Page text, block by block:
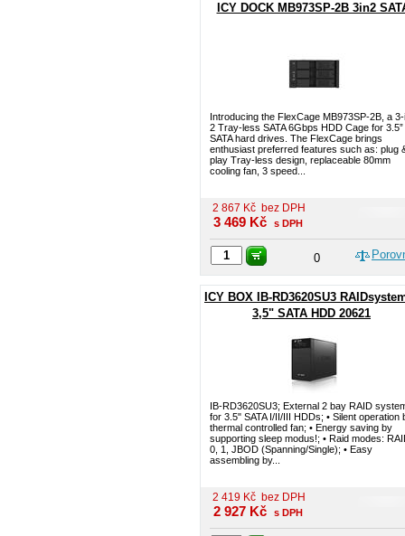
ICY DOCK MB973SP-2B 3in2
Introducing the FlexCage MB973SP-2B, a
2 Tray-less SATA 6Gbps HDD Cage for 3.5”
SATA hard drives. The FlexCage brings
enthusiast preferred features such as: plug
play Tray-less design, replaceable 80mm
cooling fan, 3 speed...
2 867 Kč bez DPH
3 469 Kč s DPH
0
ICY BOX IB-RD3620SU3
3,5" SATA HDD 20621
IB-RD3620SU3; External 2 bay RAID
for 3.5" SATA I/II/III HDDs; • Silent operation
thermal controlled fan; • Energy saving by
supporting sleep modus!; • Raid modes:
0, 1, JBOD (Spanning/Single); • Easy
assembling by...
2 419 Kč bez DPH
2 927 Kč s DPH